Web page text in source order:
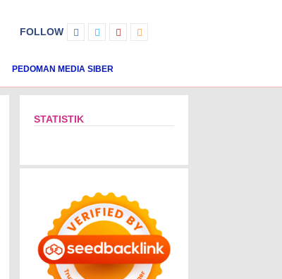
FOLLOW
PEDOMAN MEDIA SIBER
STATISTIK